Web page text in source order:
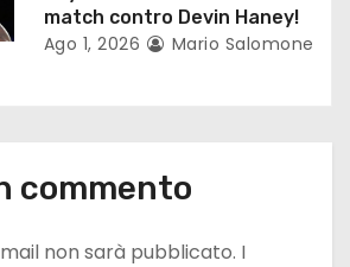
match contro Devin Haney!
Ago 1, 2026 Mario Salomone
commento
non sarà pubblicato. I